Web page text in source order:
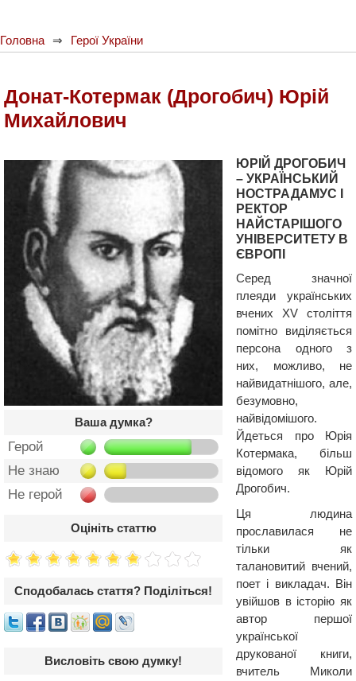
Головна Герої України
Донат-Котермак (Дрогобич) Юрій
Михайлович
Ваша думка?
Герой
Не знаю
Не герой
Оцініть статтю
Сподобалась стаття? Поділіться!
Висловіть свою думку!
ЮРІЙ ДРОГОБИЧ
– УКРАЇНСЬКИЙ
НОСТРАДАМУС І
РЕКТОР
НАЙСТАРІШОГО
УНІВЕРСИТЕТУ В
ЄВРОПІ
Серед значної
плеяди українських
вчених XV століття
помітно виділяється
персона одного з
них, можливо, не
найвидатнішого, але,
безумовно,
найвідомішого.
Йдеться про Юрія
Котермака, більш
відомого як Юрій
Дрогобич.
Ця людина
прославилася не
тільки як
талановитий вчений,
поет і викладач. Він
увійшов в історію як
автор першої
української
друкованої книги,
вчитель Миколи